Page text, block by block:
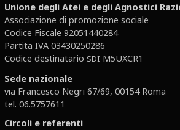
Unione degli Atei e degli Agnostici
Associazione di promozione sociale
Codice Fiscale 92051440284
Partita IVA 03430250286
Codice destinatario SDI M5UXCR1
Sede nazionale
via Francesco Negri 67/69, 00154 Roma
tel. 06.5757611
Circoli e referenti